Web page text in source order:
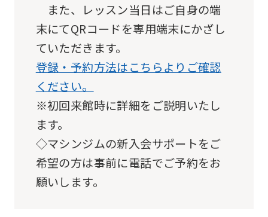
また、レッスン当日はご自身の端
末にてQRコードを専用端末にかざし
ていただきます。
登録・予約方法はこちらよりご確認
ください。
※初回来館時に詳細をご説明いたし
ます。
◇マシンジムの新入会サポートをご
希望の方は事前に電話でご予約をお
願いします。